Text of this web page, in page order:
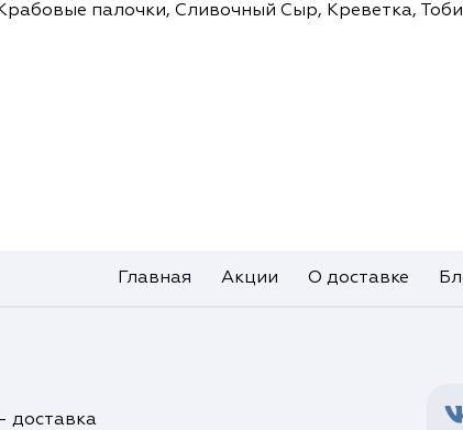
палочки, Сливочный Сыр, Креветка,
Главная Акции О доставке
доставка